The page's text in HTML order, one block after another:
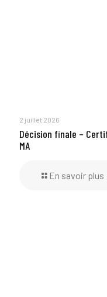
2 juillet 2026
Décision finale –
MA
En savoir plus